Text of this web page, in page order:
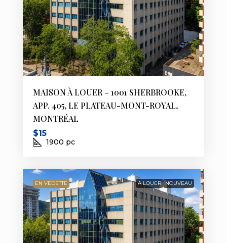
MAISON À LOUER – 1001 SHERBROOKE,
APP. 405, LE PLATEAU-MONT-ROYAL,
MONTRÉAL
$15
1900 pc
EN VEDETTE À LOUER NOUVEAU